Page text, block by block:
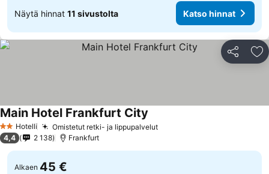
Näytä hinnat 11 sivustolta Katso hinnat
Jaa
2 Tähtiluokitus
Hotelli Omistetut retki- ja lippupalvelut
Main Hotel Frankfurt City
4,4 2 138 Frankfurt
Alkaen 45 €